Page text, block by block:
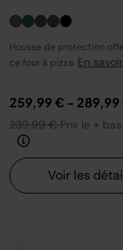
Housse de protection
ce four à pizza. En
259,99 €- 289,99
239,99 €Prix le +
Voir les